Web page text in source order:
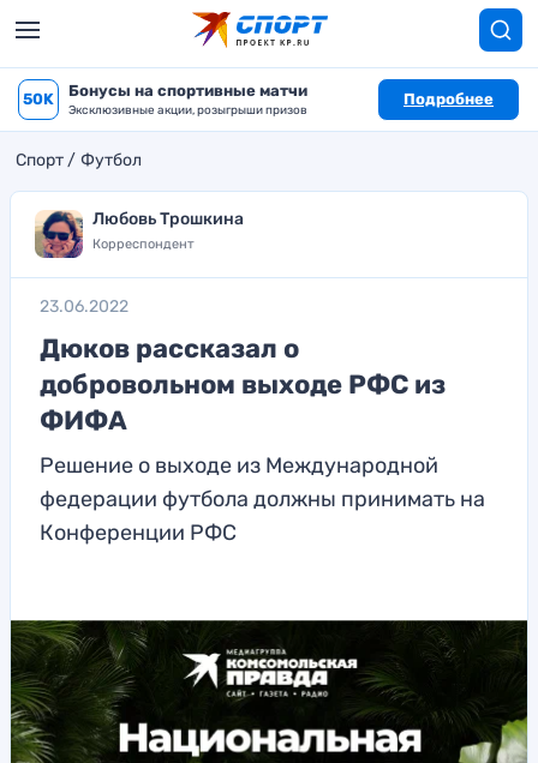
50K Бонусы на спортивные матчи
Эксклюзивные акции, розыгрыши призов
Подробнее
Спорт Футбол
Любовь Трошкина
Корреспондент
23.06.2022
Дюков рассказал о
добровольном выходе РФС из
ФИФА
Решение о выходе из Международной
федерации футбола должны принимать на
Конференции РФС